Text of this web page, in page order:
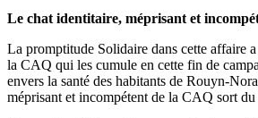
Le chat identitaire, méprisant et
La promptitude Solidaire dans cette affaire
la CAQ qui les cumule en cette fin de
envers la santé des habitants de Rouyn-
méprisant et incompétent de la CAQ sort du